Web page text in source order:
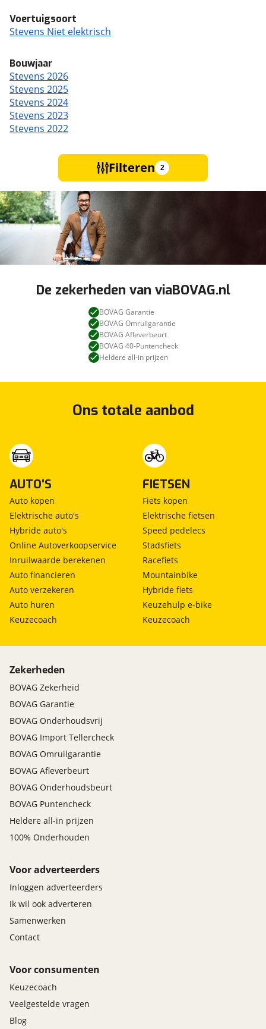
Voertuigsoort
Stevens Niet elektrisch
Bouwjaar
Stevens 2026
Stevens 2025
Stevens 2024
Stevens 2023
Stevens 2022
Filteren 2
De zekerheden van viaBOVAG.nl
BOVAG Garantie
BOVAG Omruilgarantie
BOVAG Afleverbeurt
BOVAG 40-Puntencheck
Heldere all-in prijzen
Ons totale aanbod
AUTO'S
Auto kopen
Elektrische auto's
Hybride auto's
Online Autoverkoopservice
Inruilwaarde berekenen
Auto financieren
Auto verzekeren
Auto huren
Keuzecoach
FIETSEN
Fiets kopen
Elektrische fietsen
Speed pedelecs
Stadsfiets
Racefiets
Mountainbike
Hybride fiets
Keuzehulp e-bike
Keuzecoach
Zekerheden
BOVAG Zekerheid
BOVAG Garantie
BOVAG Onderhoudsvrij
BOVAG Import Tellercheck
BOVAG Omruilgarantie
BOVAG Afleverbeurt
BOVAG Onderhoudsbeurt
BOVAG Puntencheck
Heldere all-in prijzen
100% Onderhouden
Voor adverteerders
Inloggen adverteerders
Ik wil ook adverteren
Samenwerken
Contact
Voor consumenten
Keuzecoach
Veelgestelde vragen
Blog